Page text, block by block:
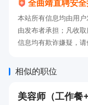
全曲靖直聘安
本站所有信息均由用
由发布者承担；凡收
信息均有欺诈嫌疑，请
相似的职位
美容师（工作